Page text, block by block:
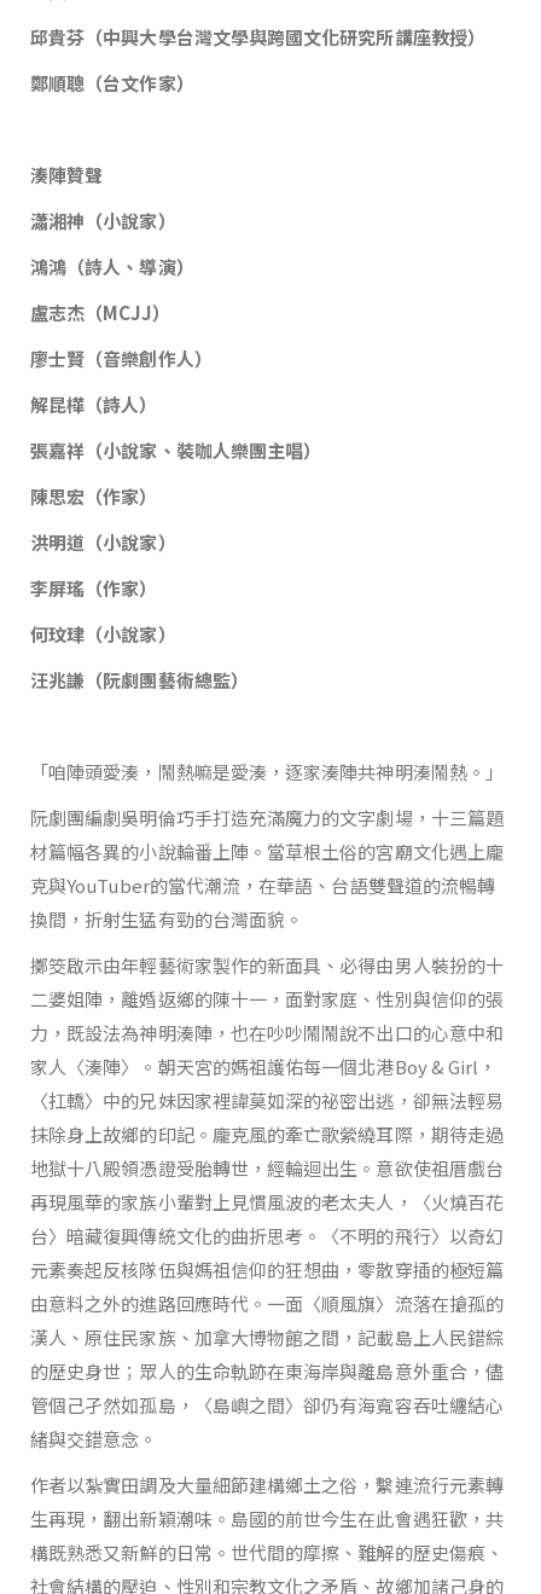
邱貴芬（中興大學台灣文學與跨國文化研究所講座教授）
鄭順聰（台文作家）
湊陣贊聲
瀟湘神（小說家）
鴻鴻（詩人、導演）
盧志杰（MCJJ）
廖士賢（音樂創作人）
解昆樺（詩人）
張嘉祥（小說家、裝咖人樂團主唱）
陳思宏（作家）
洪明道（小說家）
李屏瑤（作家）
何玟珒（小說家）
汪兆謙（阮劇團藝術總監）
「咱陣頭愛湊，鬧熱嘛是愛湊，逐家湊陣共神明湊鬧熱。」
阮劇團編劇吳明倫巧手打造充滿魔力的文字劇場，十三篇題
材篇幅各異的小說輪番上陣。當草根土俗的宮廟文化遇上龐
克與YouTuber的當代潮流，在華語、台語雙聲道的流暢轉
換間，折射生猛有勁的台灣面貌。
擲筊啟示由年輕藝術家製作的新面具、必得由男人裝扮的十
二婆姐陣，離婚返鄉的陳十一，面對家庭、性別與信仰的張
力，既設法為神明湊陣，也在吵吵鬧鬧說不出口的心意中和
家人〈湊陣〉。朝天宮的媽祖護佑每一個北港Boy & Girl，
〈扛轎〉中的兄妹因家裡諱莫如深的祕密出逃，卻無法輕易
抹除身上故鄉的印記。龐克風的牽亡歌縈繞耳際，期待走過
地獄十八殿領憑證受胎轉世，經輪迴出生。意欲使祖厝戲台
再現風華的家族小輩對上見慣風波的老太夫人，〈火燒百花
台〉暗藏復興傳統文化的曲折思考。〈不明的飛行〉以奇幻
元素奏起反核隊伍與媽祖信仰的狂想曲，零散穿插的極短篇
由意料之外的進路回應時代。一面〈順風旗〉流落在搶孤的
漢人、原住民家族、加拿大博物館之間，記載島上人民錯綜
的歷史身世；眾人的生命軌跡在東海岸與離島意外重合，儘
管個己孑然如孤島，〈島嶼之間〉卻仍有海寬容吞吐纏結心
緒與交錯意念。
作者以紮實田調及大量細節建構鄉土之俗，繫連流行元素轉
生再現，翻出新穎潮味。島國的前世今生在此會遇狂歡，共
構既熟悉又新鮮的日常。世代間的摩擦、難解的歷史傷痕、
社會結構的壓迫、性別和宗教文化之矛盾、故鄉加諸己身的